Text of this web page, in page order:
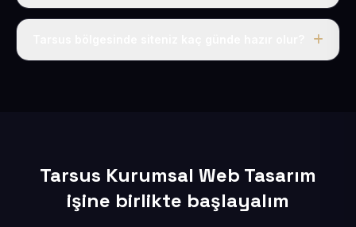
Tek fiyat uygulanır: yıllık 50 USD + KDV. Bu bedele alan
Tarsus Kurumsal Web Tasarım
işine birlikte başlayalım